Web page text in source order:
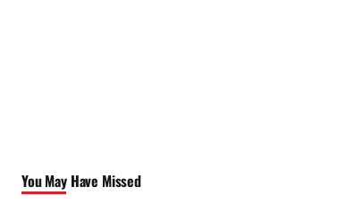
You May Have Missed